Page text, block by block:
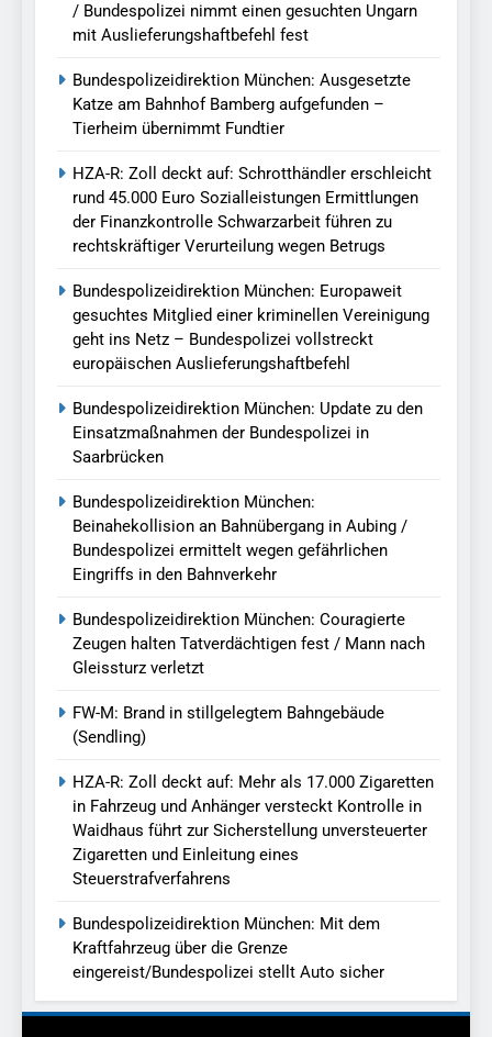
/ Bundespolizei nimmt einen gesuchten Ungarn
mit Auslieferungshaftbefehl fest
Bundespolizeidirektion München: Ausgesetzte
Katze am Bahnhof Bamberg aufgefunden –
Tierheim übernimmt Fundtier
HZA-R: Zoll deckt auf: Schrotthändler erschleicht
rund 45.000 Euro Sozialleistungen Ermittlungen
der Finanzkontrolle Schwarzarbeit führen zu
rechtskräftiger Verurteilung wegen Betrugs
Bundespolizeidirektion München: Europaweit
gesuchtes Mitglied einer kriminellen Vereinigung
geht ins Netz – Bundespolizei vollstreckt
europäischen Auslieferungshaftbefehl
Bundespolizeidirektion München: Update zu den
Einsatzmaßnahmen der Bundespolizei in
Saarbrücken
Bundespolizeidirektion München:
Beinahekollision an Bahnübergang in Aubing /
Bundespolizei ermittelt wegen gefährlichen
Eingriffs in den Bahnverkehr
Bundespolizeidirektion München: Couragierte
Zeugen halten Tatverdächtigen fest / Mann nach
Gleissturz verletzt
FW-M: Brand in stillgelegtem Bahngebäude
(Sendling)
HZA-R: Zoll deckt auf: Mehr als 17.000 Zigaretten
in Fahrzeug und Anhänger versteckt Kontrolle in
Waidhaus führt zur Sicherstellung unversteuerter
Zigaretten und Einleitung eines
Steuerstrafverfahrens
Bundespolizeidirektion München: Mit dem
Kraftfahrzeug über die Grenze
eingereist/Bundespolizei stellt Auto sicher